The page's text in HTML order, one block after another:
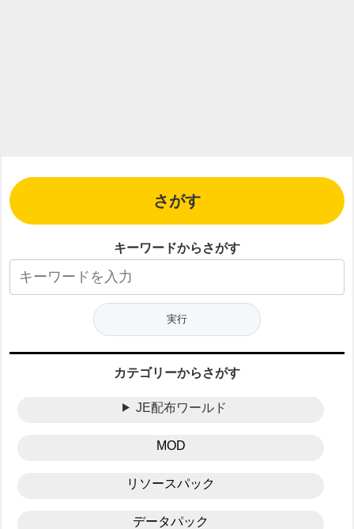
さがす
キーワードからさがす
カテゴリーからさがす
JE配布ワールド
MOD
リソースパック
データパック